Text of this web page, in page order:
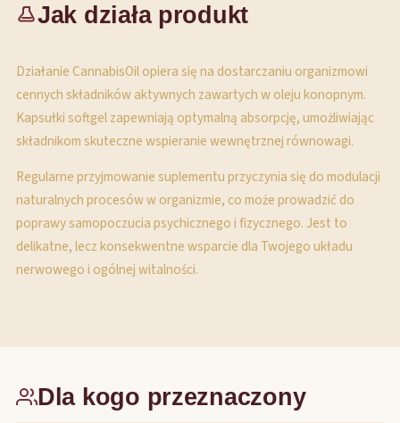
Jak działa produkt
Działanie CannabisOil opiera się na dostarczaniu organizmowi
cennych składników aktywnych zawartych w oleju konopnym.
Kapsułki softgel zapewniają optymalną absorpcję, umożliwiając
składnikom skuteczne wspieranie wewnętrznej równowagi.
Regularne przyjmowanie suplementu przyczynia się do modulacji
naturalnych procesów w organizmie, co może prowadzić do
poprawy samopoczucia psychicznego i fizycznego. Jest to
delikatne, lecz konsekwentne wsparcie dla Twojego układu
nerwowego i ogólnej witalności.
Dla kogo przeznaczony